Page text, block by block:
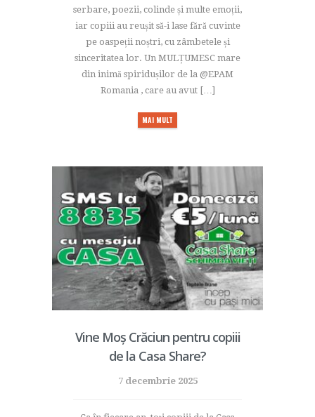
serbare, poezii, colinde și multe emoții,
iar copiii au reușit să-i lase fără cuvinte
pe oaspeții noștri, cu zâmbetele și
sinceritatea lor. Un MULȚUMESC mare
din inimă spiridușilor de la @EPAM
Romania , care au avut […]
MAI MULT
Vine Moș Crăciun pentru copiii
de la Casa Share?
7 decembrie 2025